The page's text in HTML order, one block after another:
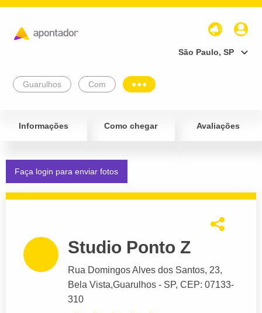
São Paulo, SP
Guarulhos Com
Informações Como chegar Avaliações
Faça login para enviar fotos
Studio Ponto Z
Rua Domingos Alves dos Santos, 23,
Bela Vista,Guarulhos - SP, CEP: 07133-
310